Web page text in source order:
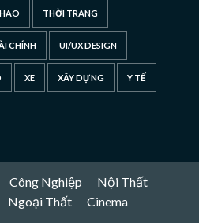
THỜI TRANG
CHÍNH UI/UX DESIGN
XE XÂY DỰNG Y TẾ
Công Nghiệp
Nội Thất
Ngoại Thất Cinema